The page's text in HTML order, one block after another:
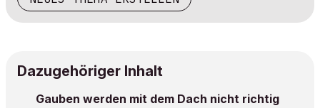
Dazugehöriger Inhalt
Gauben werden mit dem Dach nicht richtig